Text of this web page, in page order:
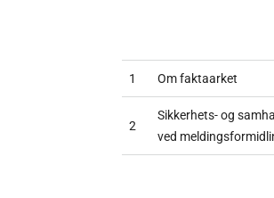
1 Om faktaarket
2
Sikkerhets- og
ved